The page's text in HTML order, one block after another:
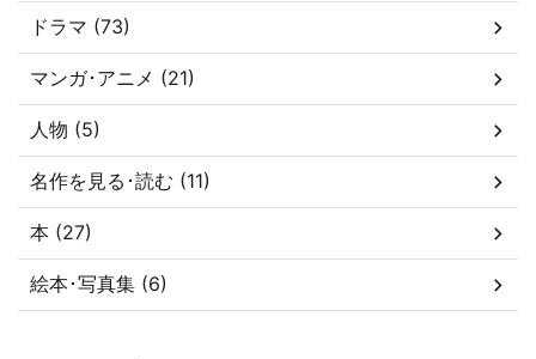
ドラマ (73)
マンガ･アニメ (21)
人物 (5)
名作を見る･読む (11)
本 (27)
絵本･写真集 (6)